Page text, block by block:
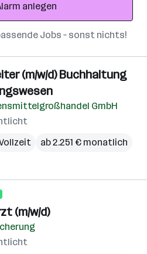
anlegen
Jobs – sonst nichts!
(m/w/d) Buchhaltung
GmbH
ab 2.251 € monatlich
(m/w/d)